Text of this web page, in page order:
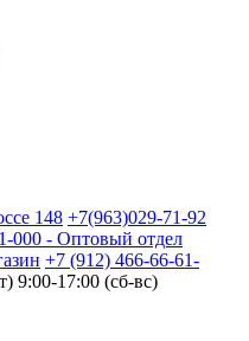
148 +7(963)029-71-92
000 - Оптовый отдел
+7 (912) 466-66-61-
9:00-17:00 (сб-вс)